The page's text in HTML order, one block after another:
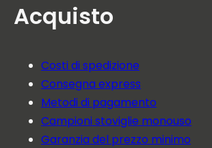
Acquisto
Costi di spedizione
Consegna express
Metodi di pagamento
Campioni stoviglie monouso
Garanzia del prezzo minimo